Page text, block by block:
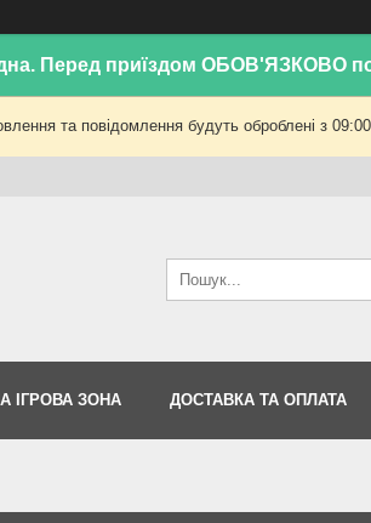
Перед приїздом ОБОВ'ЯЗКОВО
та повідомлення будуть оброблені з
ІГРОВА ЗОНА ДОСТАВКА ТА ОПЛАТА